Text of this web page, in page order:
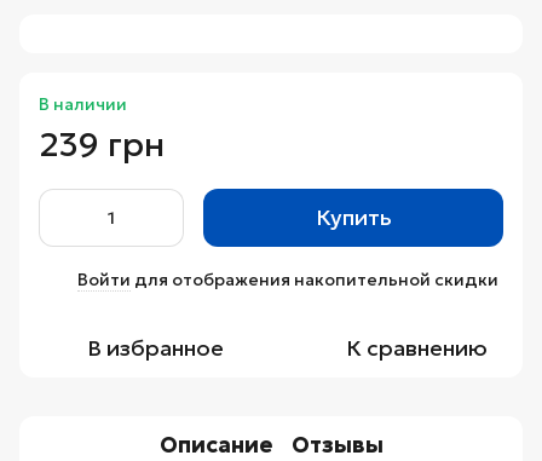
В наличии
239 грн
Купить
Войти для отображения накопительной скидки
В избранное К сравнению
Описание Отзывы